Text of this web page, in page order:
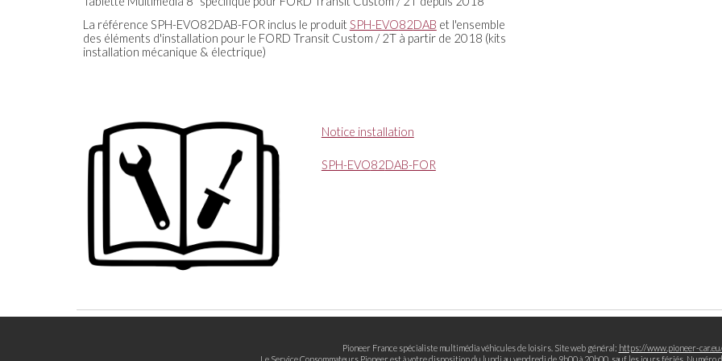
La référence SPH-EVO82DAB-FOR inclus le produit SPH-EVO82DAB et l'ensemble
des éléments d'installation pour le FORD Transit Custom / 2T à partir de 2018 (kits
installation mécanique & électrique)
Notice installation
SPH-EVO82DAB-FOR
Pioneer France spécialiste multimédia véhicules de loisirs. Site web général: https://www.pioneer-